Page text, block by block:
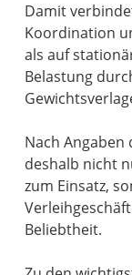
Damit
Koordination
als auf
Belastung
Nach Angaben
deshalb nicht
zum Einsatz,
Beliebtheit.